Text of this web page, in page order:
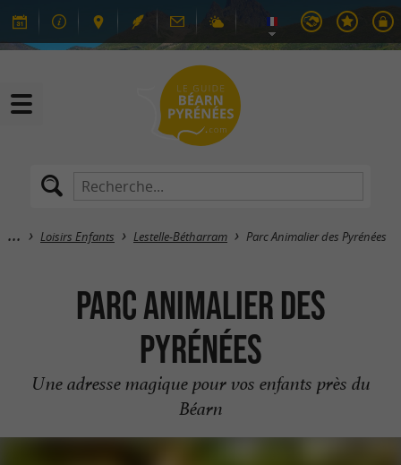
Loisirs Enfants Lestelle-Bétharram Parc Animalier des Pyrénées
Parc Animalier des
Pyrénées
Une adresse magique pour vos enfants près du
Béarn